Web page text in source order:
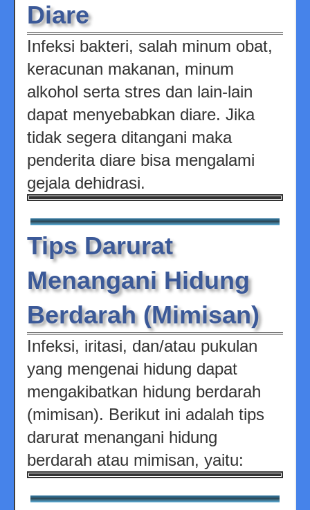
Diare
Infeksi bakteri, salah minum obat,
keracunan makanan, minum
alkohol serta stres dan lain-lain
dapat menyebabkan diare. Jika
tidak segera ditangani maka
penderita diare bisa mengalami
gejala dehidrasi.
Tips Darurat
Menangani Hidung
Berdarah (Mimisan)
Infeksi, iritasi, dan/atau pukulan
yang mengenai hidung dapat
mengakibatkan hidung berdarah
(mimisan). Berikut ini adalah tips
darurat menangani hidung
berdarah atau mimisan, yaitu: